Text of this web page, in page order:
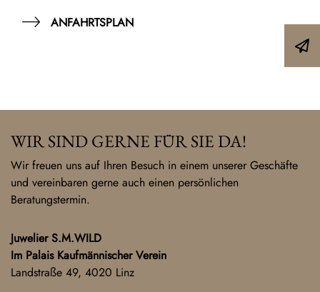
ANFAHRTSPLAN
WIR SIND GERNE FÜR SIE DA!
Wir freuen uns auf Ihren Besuch in einem unserer Geschäfte
und vereinbaren gerne auch einen persönlichen
Beratungstermin.
Juwelier S.M.WILD
Im Palais Kaufmännischer Verein
Landstraße 49, 4020 Linz